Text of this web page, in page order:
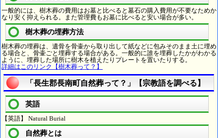
一般的には、樹木葬の費用はお墓と比べると墓石の購入費用が不要なためか
なり安く抑えられる。また管理費もお墓に比べると安い場合が多い。
樹木葬の埋葬方法
樹木葬の埋葬は、遺骨を骨壷から取り出して紙などに包みそのまま土に埋め
る場合と、骨壷ごと埋葬する場合がある。一般的に誰を埋葬したかがわかる
ように、埋葬した場所に樹木を植えたりプレートを置いたりする。
詳細はこのリンク【樹木葬って？】
「長生郡長南町自然葬って？」【宗教語を調べる】
英語
【英語】 Natural Burial
自然葬とは